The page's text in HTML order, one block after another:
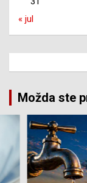
« jul
Možda ste